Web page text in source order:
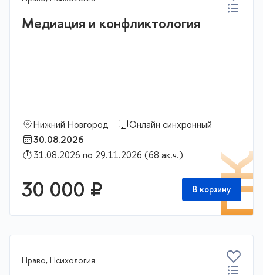
Медиация и конфликтология
Нижний Новгород
Онлайн синхронный
30.08.2026
31.08.2026 по 29.11.2026 (68 ак.ч.)
30 000 ₽ В корзину
Право, Психология